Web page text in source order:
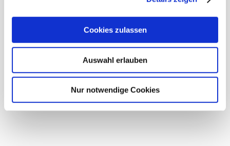
Cookies zulassen
Auswahl erlauben
Nur notwendige Cookies